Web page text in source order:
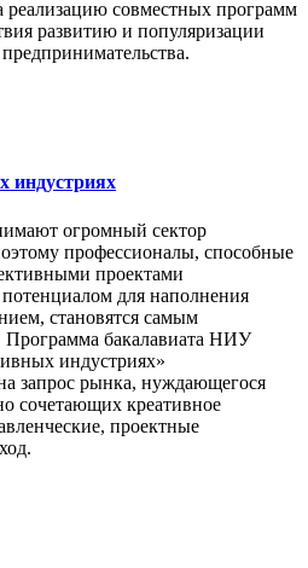
реализацию совместных программ
развитию и популяризации
индустриях
огромный сектор
профессионалы, способные
проектами
для наполнения
становятся самым
Программа бакалавиата НИУ
индустриях»
запрос рынка, нуждающегося
сочетающих креативное
проектные